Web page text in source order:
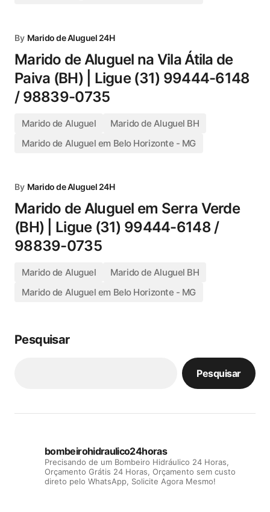
By Marido de Aluguel 24H
Marido de Aluguel na Vila Átila de
Paiva (BH) | Ligue (31) 99444-6148
/ 98839-0735
Marido de Aluguel
Marido de Aluguel BH
Marido de Aluguel em Belo Horizonte - MG
By Marido de Aluguel 24H
Marido de Aluguel em Serra Verde
(BH) | Ligue (31) 99444-6148 /
98839-0735
Marido de Aluguel
Marido de Aluguel BH
Marido de Aluguel em Belo Horizonte - MG
Pesquisar
Pesquisar
bombeirohidraulico24horas
Precisando de um Bombeiro Hidráulico 24 Horas,
Orçamento Grátis 24 Horas, Orçamento sem custo
direto pelo WhatsApp, Solicite Agora Mesmo!